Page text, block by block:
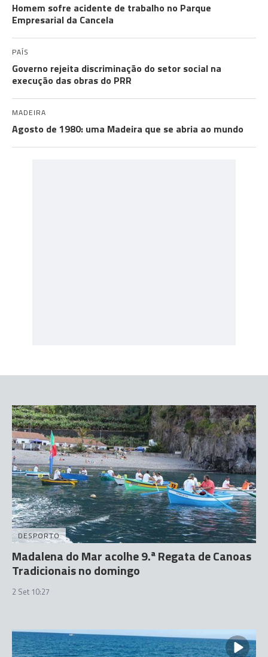
Homem sofre acidente de trabalho no Parque
Empresarial da Cancela
PAÍS
Governo rejeita discriminação do setor social na
execução das obras do PRR
MADEIRA
Agosto de 1980: uma Madeira que se abria ao mundo
DESPORTO
Madalena do Mar acolhe 9.ª Regata de Canoas
Tradicionais no domingo
2 Set 10:27